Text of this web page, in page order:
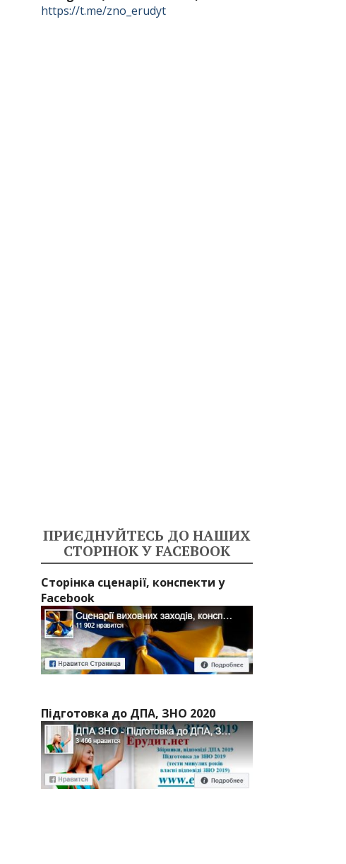
https://t.me/zno_erudyt
ПРИЄДНУЙТЕСЬ ДО НАШИХ
СТОРІНОК У FACEBOOK
Сторінка сценарії, конспекти у
Facebook
Підготовка до ДПА, ЗНО 2020